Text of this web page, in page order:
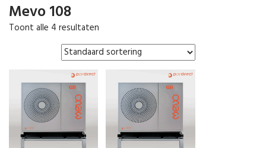
Mevo 108
Toont alle 4 resultaten